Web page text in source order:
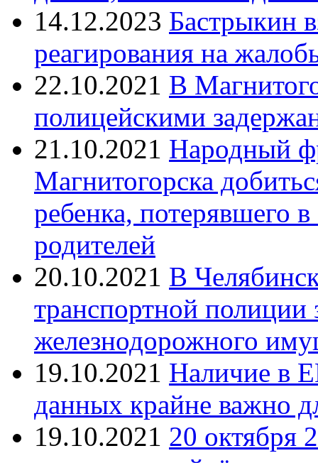
14.12.2023 Бастрыкин
реагирования на
22.10.2021 В
полицейскими
21.10.2021 Народный
Магнитогорска
ребенка, потерявшего
родителей
20.10.2021 В
транспортной
железнодорожного
19.10.2021 Наличие в
данных крайне важно
19.10.2021 20 октября